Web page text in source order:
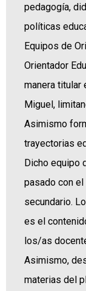
pedagogía,
políticas
Equipos de
Orientador
manera titular
Miguel,
Asimismo
trayectorias
Dicho equipo
pasado con
secundario.
es el
los/as
Asimismo,
materias del